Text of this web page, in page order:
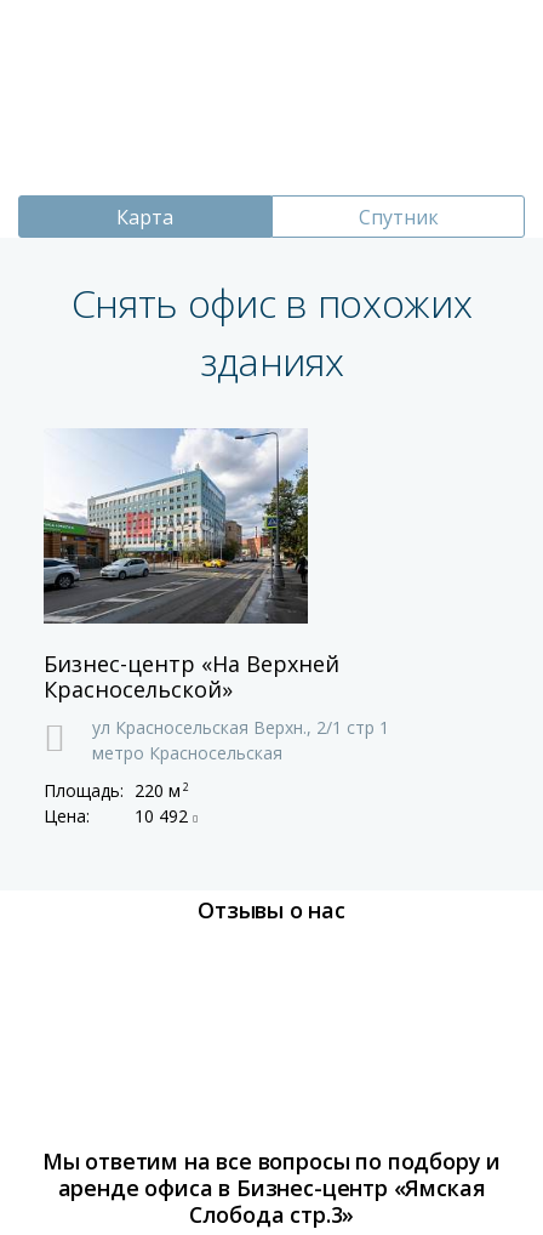
Карта Спутник
Снять офис в похожих
зданиях
Бизнес-центр «На Верхней
Красносельской»
ул Красносельская Верхн., 2/1 стр 1
метро Красносельская
Площадь: 220 м 2
Цена: 10 492
Отзывы о нас
Мы ответим на все вопросы по подбору и
аренде офиса в Бизнес-центр «Ямская
Слобода стр.3»